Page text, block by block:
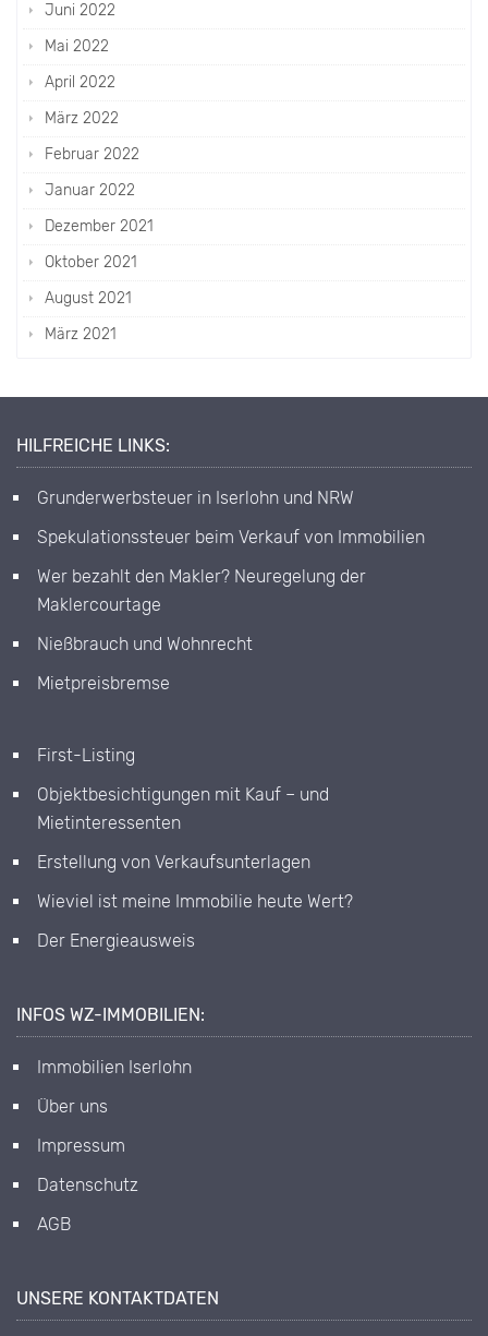
Juni 2022
Mai 2022
April 2022
März 2022
Februar 2022
Januar 2022
Dezember 2021
Oktober 2021
August 2021
März 2021
HILFREICHE LINKS:
Grunderwerbsteuer in Iserlohn und NRW
Spekulationssteuer beim Verkauf von Immobilien
Wer bezahlt den Makler? Neuregelung der
Maklercourtage
Nießbrauch und Wohnrecht
Mietpreisbremse
First-Listing
Objektbesichtigungen mit Kauf – und
Mietinteressenten
Erstellung von Verkaufsunterlagen
Wieviel ist meine Immobilie heute Wert?
Der Energieausweis
INFOS WZ-IMMOBILIEN:
Immobilien Iserlohn
Über uns
Impressum
Datenschutz
AGB
UNSERE KONTAKTDATEN